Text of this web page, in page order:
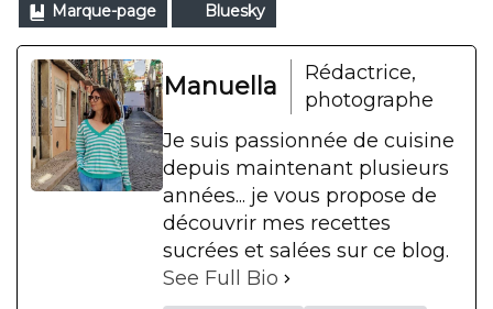
Marque-page
Bluesky
Manuella
Rédactrice,
photographe
Je suis passionnée de cuisine
depuis maintenant plusieurs
années... je vous propose de
découvrir mes recettes
sucrées et salées sur ce blog.
See Full Bio